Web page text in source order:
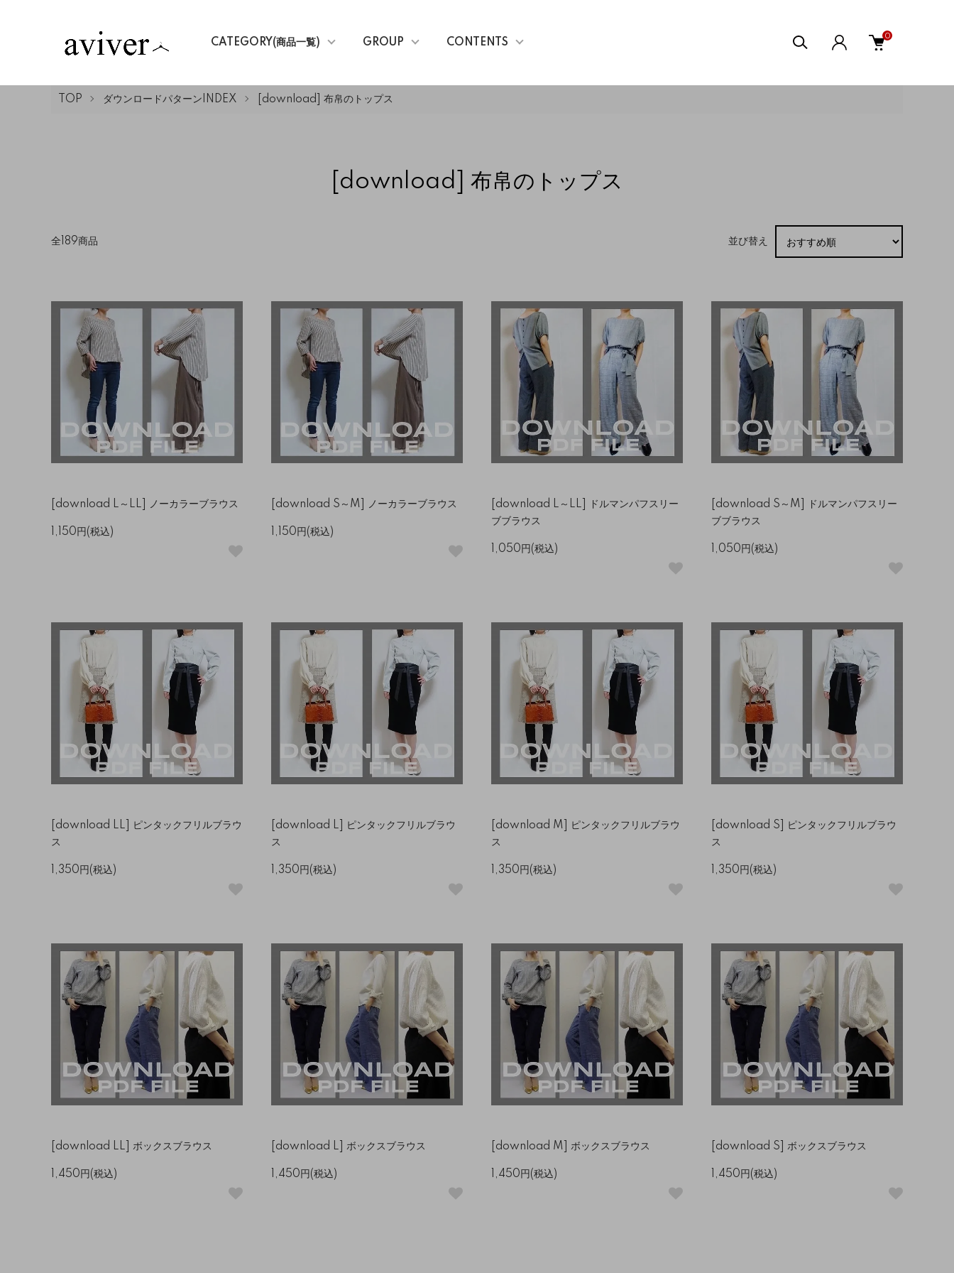
CATEGORY(商品一覧) GROUP CONTENTS
0
TOP ダウンロードパターンINDEX [download] 布帛のトップス
[download] 布帛のトップス
全189商品 並び替え
[download L～LL] ノーカラーブラウス
1,150円(税込)
[download S～M] ノーカラーブラウス
1,150円(税込)
[download L～LL] ドルマンパフスリー
ブブラウス
1,050円(税込)
[download S～M] ドルマンパフスリー
ブブラウス
1,050円(税込)
[download LL] ピンタックフリルブラウ
ス
1,350円(税込)
[download L] ピンタックフリルブラウ
ス
1,350円(税込)
[download M] ピンタックフリルブラウ
ス
1,350円(税込)
[download S] ピンタックフリルブラウ
ス
1,350円(税込)
[download LL] ボックスブラウス
1,450円(税込)
[download L] ボックスブラウス
1,450円(税込)
[download M] ボックスブラウス
1,450円(税込)
[download S] ボックスブラウス
1,450円(税込)